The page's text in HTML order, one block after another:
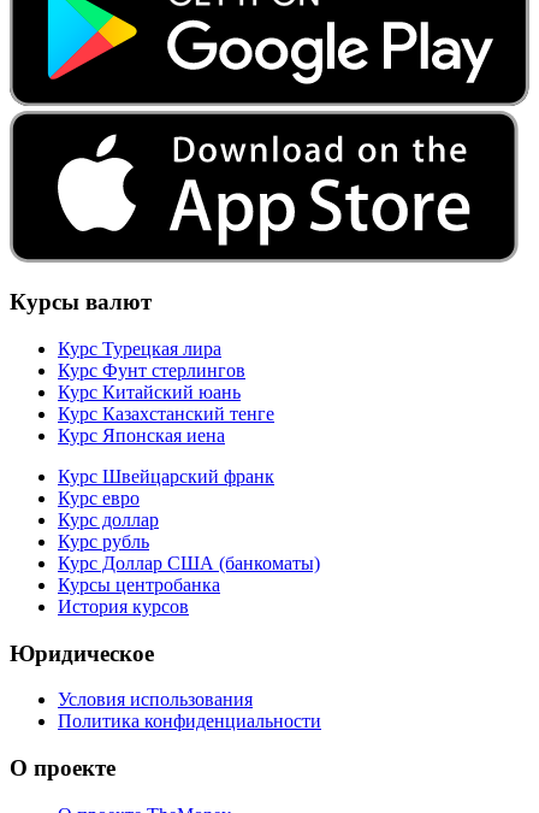
Курсы валют
Курс Турецкая лира
Курс Фунт стерлингов
Курс Китайский юань
Курс Казахстанский тенге
Курс Японская иена
Курс Швейцарский франк
Курс евро
Курс доллар
Курс рубль
Курс Доллар США (банкоматы)
Курсы центробанка
История курсов
Юридическое
Условия использования
Политика конфиденциальности
О проекте